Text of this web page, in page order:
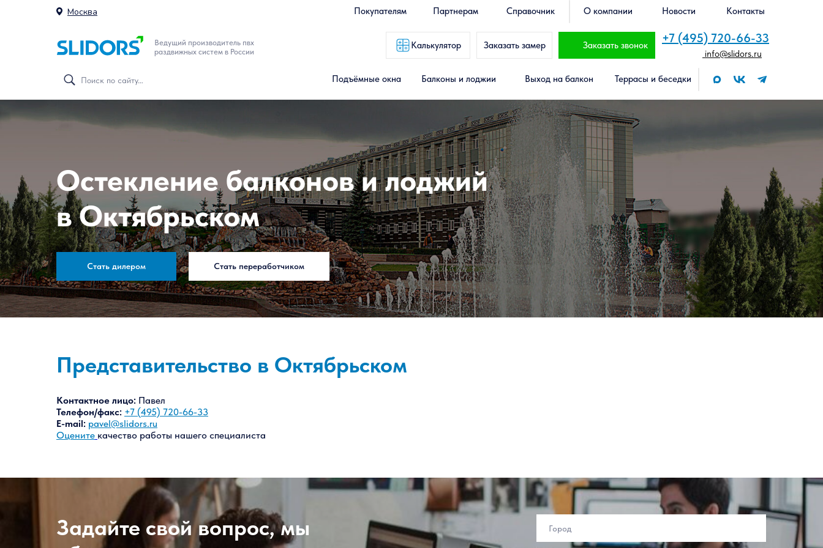
Москва
Калькулятор Заказать замер Заказать звонок +7 (495) 720-66-33
Покупателям Партнерам Справочник
Террасы и беседки
Выход на балкон
Балконы и лоджии
Подъёмные окна
О компании Новости Контакты
Ведущий производитель пвх
раздвижных систем в России
info@slidors.ru
Остекление балконов и лоджий
в Октябрьском
Стать дилером Стать переработчиком
Представительство в Октябрьском
Контактное лицо: Павел
Телефон/факс: +7 (495) 720-66-33
E-mail: pavel@slidors.ru
Оцените качество работы нашего специалиста
Задайте свой вопрос, мы